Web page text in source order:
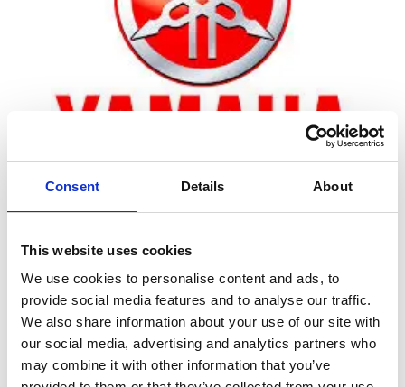
Consent Details About
This website uses cookies
We use cookies to personalise content and ads, to
provide social media features and to analyse our traffic.
We also share information about your use of our site with
our social media, advertising and analytics partners who
may combine it with other information that you’ve
Zoom
Leveringstid er 5-6 dag(e)
Model/varenr.: FX1628400200
3.057,50 DKK